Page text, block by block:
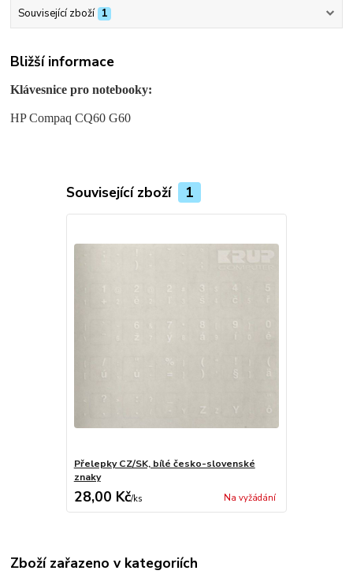
Související zboží 1
Bližší informace
Klávesnice pro notebooky:
HP Compaq CQ60 G60
Související zboží 1
Přelepky CZ/SK, bílé česko-slovenské
znaky
28,00 Kč/ks Na vyžádání
Zboží zařazeno v kategoriích